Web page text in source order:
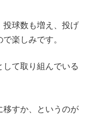
投球数も増え、投げ
楽しみです。
て取り組んでいる
移すか、というのが